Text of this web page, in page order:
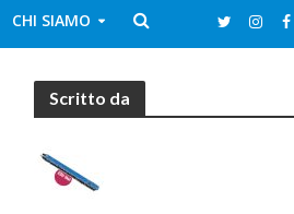
CHI SIAMO
Scritto da